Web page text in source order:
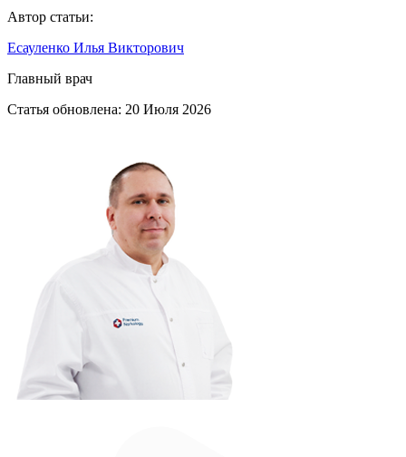
Автор статьи:
Есауленко Илья Викторович
Главный врач
Статья обновлена: 20 Июля 2026